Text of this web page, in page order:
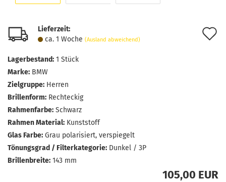
Lieferzeit:
ca. 1 Woche (Ausland abweichend)
Lagerbestand: 1 Stück
Marke: BMW
Zielgruppe: Herren
Brillenform: Rechteckig
Rahmenfarbe: Schwarz
Rahmen Material: Kunststoff
Glas Farbe: Grau polarisiert, verspiegelt
Tönungsgrad / Filterkategorie: Dunkel / 3P
Brillenbreite: 143 mm
105,00 EUR